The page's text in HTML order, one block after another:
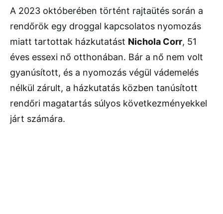
A 2023 októberében történt rajtaütés során a
rendőrök egy droggal kapcsolatos nyomozás
miatt tartottak házkutatást Nichola Corr, 51
éves essexi nő otthonában. Bár a nő nem volt
gyanúsított, és a nyomozás végül vádemelés
nélkül zárult, a házkutatás közben tanúsított
rendőri magatartás súlyos következményekkel
járt számára.